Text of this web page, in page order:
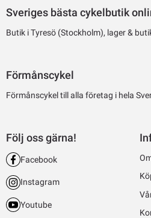
Sveriges bästa cykelbutik
Butik i Tyresö (Stockholm), lager &
Förmånscykel
Förmånscykel till alla företag i hela
Följ oss gärna!
Facebook
Instagram
Youtube